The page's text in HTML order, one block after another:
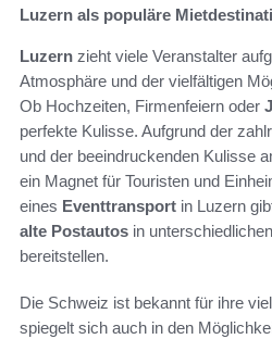
Luzern als populäre
Luzern zieht viele Veranstalter
Atmosphäre und der vielfältigen
Ob Hochzeiten, Firmenfeiern oder
perfekte Kulisse. Aufgrund der
und der beeindruckenden Kulisse
ein Magnet für Touristen und
eines Eventtransport in Luzern
alte Postautos in
bereitstellen.
Die Schweiz ist bekannt für ihre
spiegelt sich auch in den